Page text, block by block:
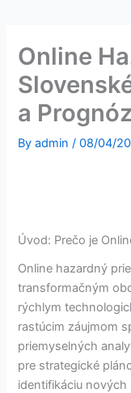
Online
a
Byadmin/08/04/
Úvod: Prečo je
Online hazardný
transformačným
rýchlym
rastúcim záujmom
priemyselných
pre strategické
identifikáciu nových